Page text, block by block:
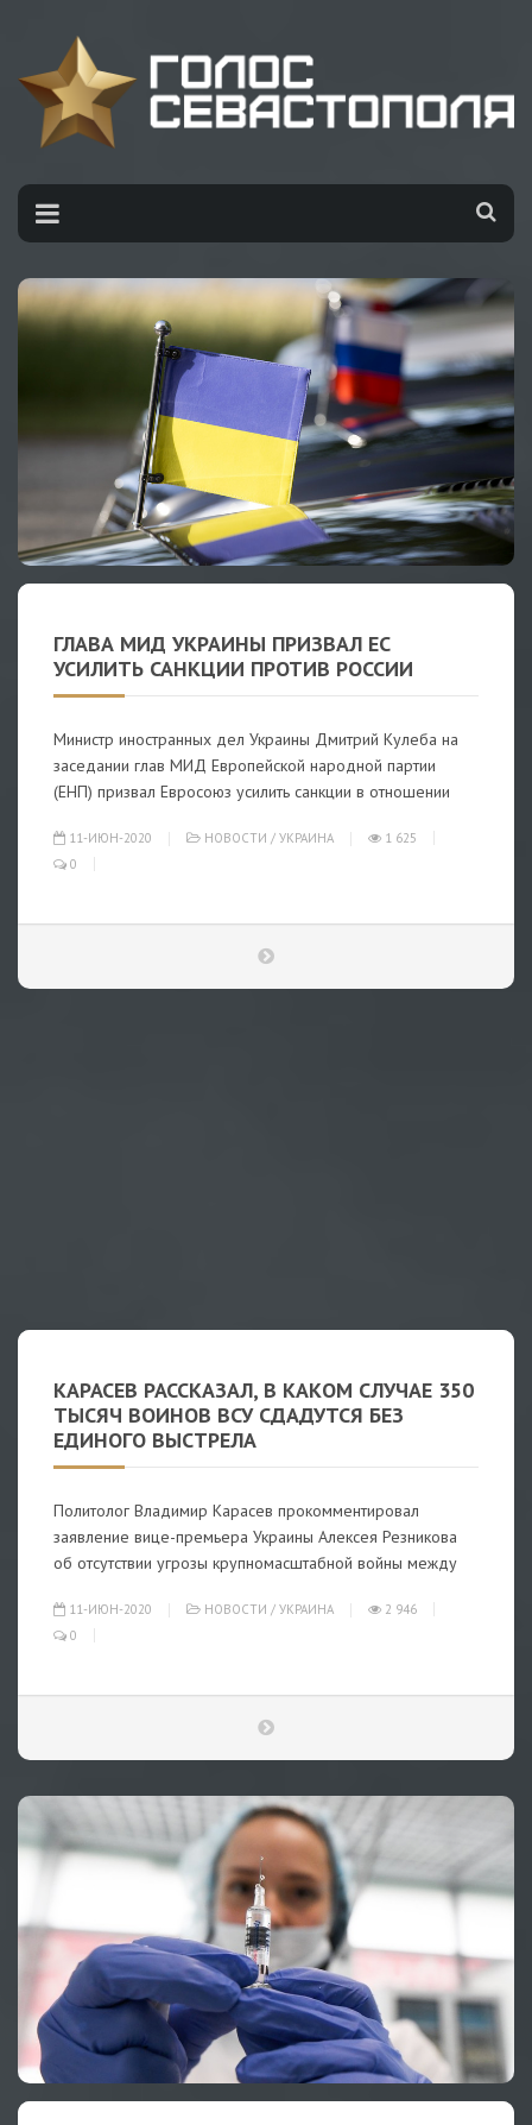
ГЛАВА МИД УКРАИНЫ ПРИЗВАЛ ЕС
УСИЛИТЬ САНКЦИИ ПРОТИВ РОССИИ
Министр иностранных дел Украины Дмитрий Кулеба на
заседании глав МИД Европейской народной партии
(ЕНП) призвал Евросоюз усилить санкции в отношении
11-ИЮН-2020 НОВОСТИ / УКРАИНА
1 625
0
КАРАСЕВ РАССКАЗАЛ, В КАКОМ СЛУЧАЕ 350
ТЫСЯЧ ВОИНОВ ВСУ СДАДУТСЯ БЕЗ
ЕДИНОГО ВЫСТРЕЛА
Политолог Владимир Карасев прокомментировал
заявление вице-премьера Украины Алексея Резникова
об отсутствии угрозы крупномасштабной войны между
11-ИЮН-2020 НОВОСТИ / УКРАИНА
2 946
0